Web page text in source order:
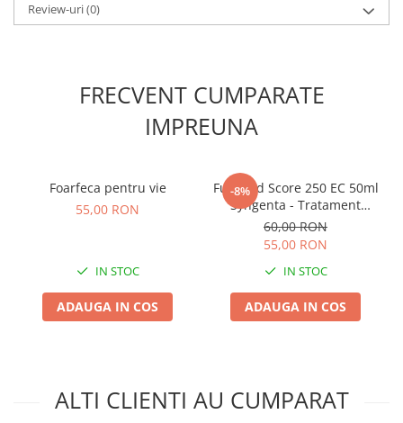
Review-uri(0)
FRECVENT CUMPARATE
IMPREUNA
Foarfeca pentru vie
55,00 RON
IN STOC
ADAUGA IN COS
-8%
Fungicid Score 250 EC 50ml
Syngenta - Tratament
Sistemic Curativ si Preventiv
contra Rapanului
60,00 RON
55,00 RON
IN STOC
ADAUGA IN COS
ALTI CLIENTI AU CUMPARAT